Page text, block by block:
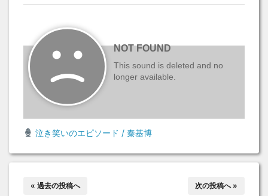
泣き笑いのエピソード / 秦基博
« 過去の投稿へ 次の投稿へ »